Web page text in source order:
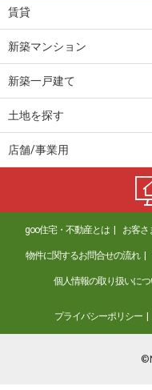
賃貸
新築マンション
新築一戸建て
土地を探す
店舗/事業用
goo住宅・不動産とは お客さ
物件に関するお問合せの流れ
個人情報の取り扱いに
プライバシーポリシー